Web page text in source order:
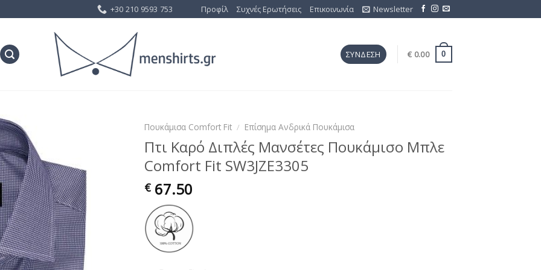
+30 210 9593 753 Προφίλ Συχνές Ερωτήσεις Επικοινωνία Newsletter
ΣΎΝΔΕΣΗ € 0.00 0
στη Λίστα
Επιθυμίας
Πουκάμισα Comfort Fit / Επίσημα Ανδρικά Πουκάμισα
Πτι Καρό Διπλές Μανσέτες Πουκάμισο Μπλε
Comfort Fit SW3JZE3305
€ 67.50